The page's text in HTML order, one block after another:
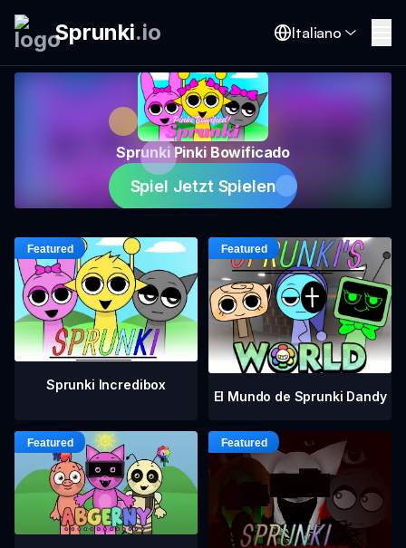
Sprunki.io Italiano
Sprunki Pinki Bowificado
Spiel Jetzt Spielen
Sprunki Incredibox
El Mundo de Sprunki Dandy